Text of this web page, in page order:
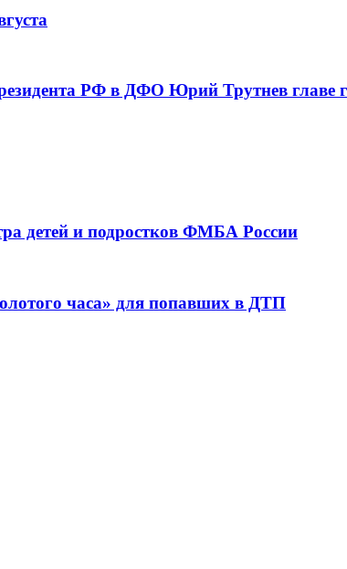
РФ в ДФО Юрий Трутнев главе
детей и подростков ФМБА России
часа» для попавших в ДТП